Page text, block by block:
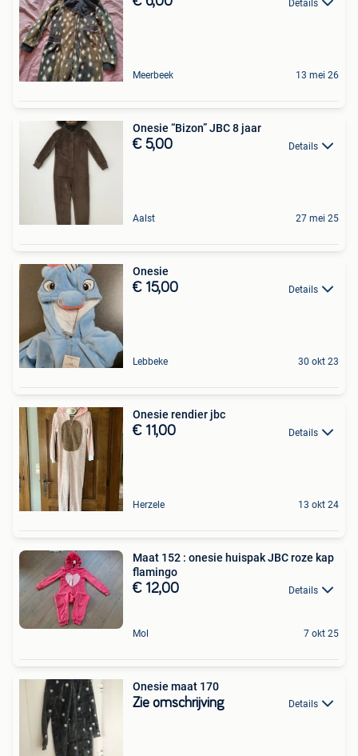
Details
Meerbeek 13 mei 26
Onesie “Bizon” JBC 8 jaar
€ 5,00 Details
Aalst 27 mei 25
Onesie
€ 15,00 Details
Lebbeke 30 okt 23
Onesie rendier jbc
€ 11,00 Details
Herzele 13 okt 24
Maat 152 : onesie huispak JBC roze kap
flamingo
€ 12,00 Details
Mol 7 okt 25
Onesie maat 170
Zie omschrijving Details